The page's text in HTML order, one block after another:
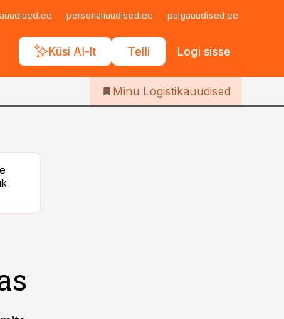
personaliuudised.ee palgauudised.ee
Küsi AI-lt Telli Logi sisse
Iseteenindus
Telli Logistikauudised
Minu Logistikauudised